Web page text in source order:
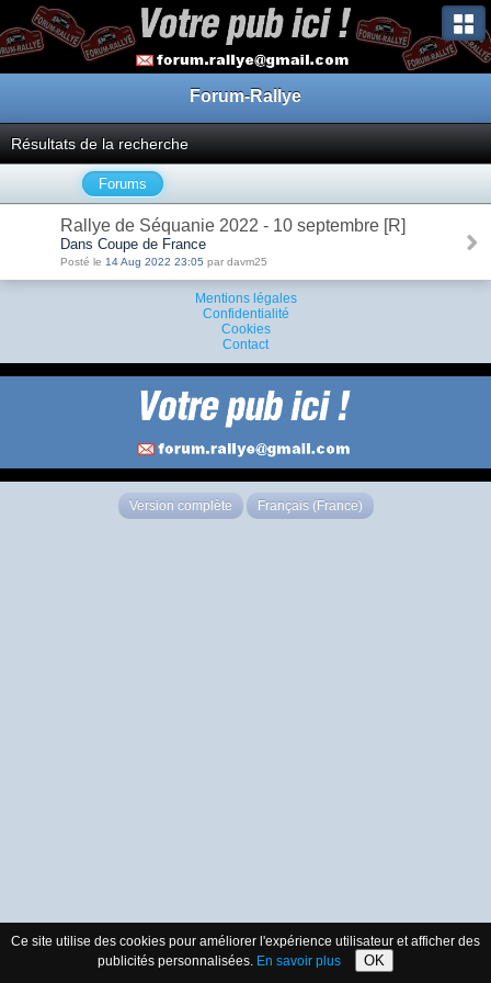
Forum-Rallye
Résultats de la recherche
Forums
Rallye de Séquanie 2022 - 10 septembre [R]
Dans Coupe de France
Posté le 14 Aug 2022 23:05 par davm25
Mentions légales
Confidentialité
Cookies
Contact
Version complète Français (France)
Ce site utilise des cookies pour améliorer l'expérience utilisateur et afficher des
publicités personnalisées. En savoir plus OK